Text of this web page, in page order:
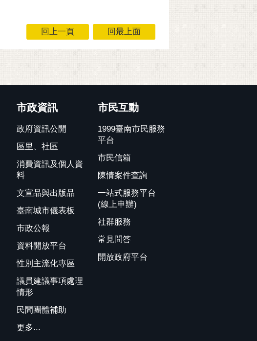
回上一頁 回最上面
市政資訊
政府資訊公開
區里、社區
消費資訊及個人資
料
文宣品與出版品
臺南城市儀表板
市政公報
資料開放平台
性別主流化專區
議員建議事項處理
情形
民間團體補助
更多...
市民互動
1999臺南市民服務
平台
市民信箱
陳情案件查詢
一站式服務平台
(線上申辦)
社群服務
常見問答
開放政府平台